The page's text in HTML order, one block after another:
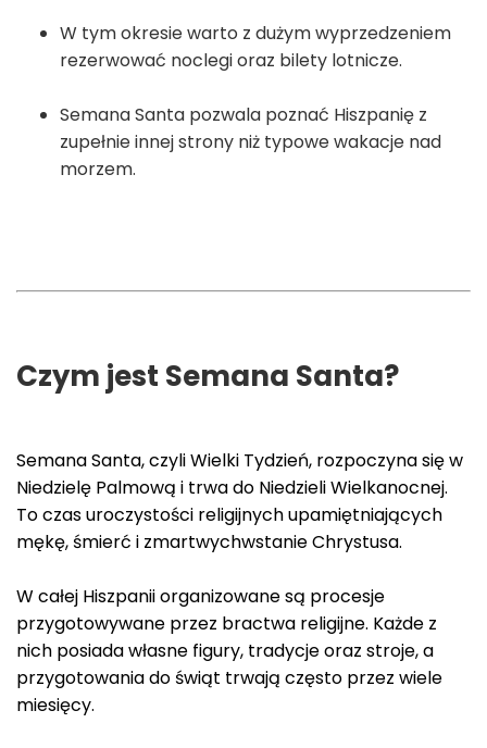
W tym okresie warto z dużym wyprzedzeniem
rezerwować noclegi oraz bilety lotnicze.
Semana Santa pozwala poznać Hiszpanię z
zupełnie innej strony niż typowe wakacje nad
morzem.
Czym jest Semana Santa?
Semana Santa, czyli Wielki Tydzień, rozpoczyna się w
Niedzielę Palmową i trwa do Niedzieli Wielkanocnej.
To czas uroczystości religijnych upamiętniających
mękę, śmierć i zmartwychwstanie Chrystusa.
W całej Hiszpanii organizowane są procesje
przygotowywane przez bractwa religijne. Każde z
nich posiada własne figury, tradycje oraz stroje, a
przygotowania do świąt trwają często przez wiele
miesięcy.